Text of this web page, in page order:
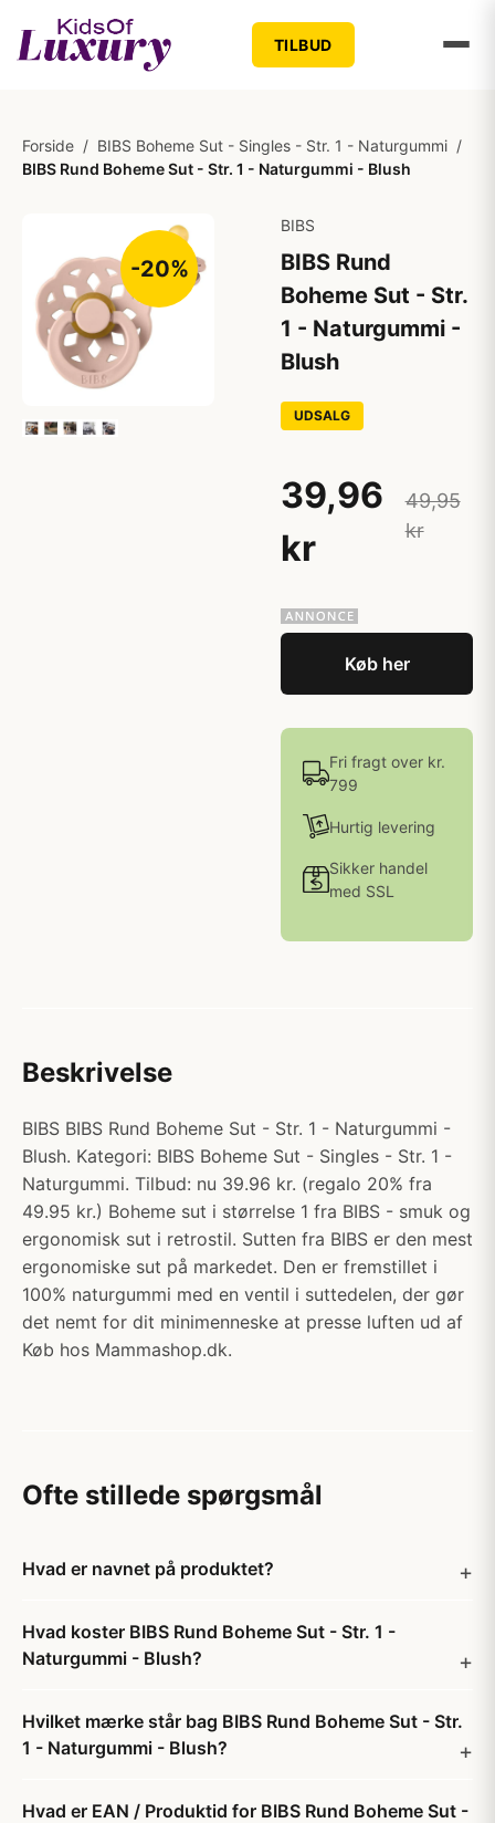
TILBUD
Forside / BIBS Boheme Sut - Singles - Str. 1 - Naturgummi /
BIBS Rund Boheme Sut - Str. 1 - Naturgummi - Blush
-20%
BIBS
BIBS Rund
Boheme Sut - Str.
1 - Naturgummi -
Blush
UDSALG
39,96
kr
49,95
kr
Køb her
Fri fragt over kr.
799
Hurtig levering
Sikker handel
med SSL
Beskrivelse
BIBS BIBS Rund Boheme Sut - Str. 1 - Naturgummi -
Blush. Kategori: BIBS Boheme Sut - Singles - Str. 1 -
Naturgummi. Tilbud: nu 39.96 kr. (regalo 20% fra
49.95 kr.) Boheme sut i størrelse 1 fra BIBS - smuk og
ergonomisk sut i retrostil. Sutten fra BIBS er den mest
ergonomiske sut på markedet. Den er fremstillet i
100% naturgummi med en ventil i suttedelen, der gør
det nemt for dit minimenneske at presse luften ud af
Køb hos Mammashop.dk.
Ofte stillede spørgsmål
Hvad er navnet på produktet?
Hvad koster BIBS Rund Boheme Sut - Str. 1 -
Naturgummi - Blush?
Hvilket mærke står bag BIBS Rund Boheme Sut - Str.
1 - Naturgummi - Blush?
Hvad er EAN / Produktid for BIBS Rund Boheme Sut -